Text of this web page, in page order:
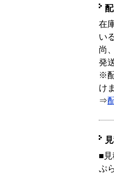
在
い
尚
発
※
け
⇒
■
ぷ